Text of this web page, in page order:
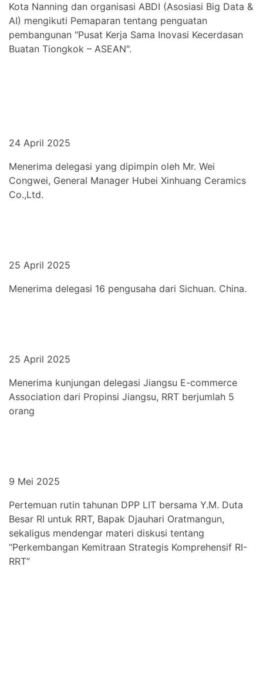
Kota Nanning dan organisasi ABDI (Asosiasi Big Data &
AI) mengikuti Pemaparan tentang penguatan
pembangunan "Pusat Kerja Sama Inovasi Kecerdasan
Buatan Tiongkok – ASEAN".
24 April 2025
Menerima delegasi yang dipimpin oleh Mr. Wei
Congwei, General Manager Hubei Xinhuang Ceramics
Co.,Ltd.
25 April 2025
Menerima delegasi 16 pengusaha dari Sichuan. China.
25 April 2025
Menerima kunjungan delegasi Jiangsu E-commerce
Association dari Propinsi Jiangsu, RRT berjumlah 5
orang
9 Mei 2025
Pertemuan rutin tahunan DPP LIT bersama Y.M. Duta
Besar RI untuk RRT, Bapak Djauhari Oratmangun,
sekaligus mendengar materi diskusi tentang
“Perkembangan Kemitraan Strategis Komprehensif RI-
RRT”